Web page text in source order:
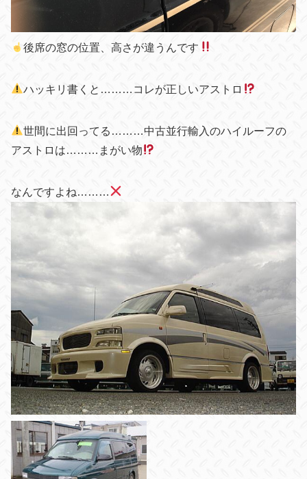
後席の窓の位置、高さが違うんです
ハッキリ書くと………コレが正しいアストロ
世間に出回ってる………中古並行輸入のハイルーフの
アストロは………まがい物
なんですよね………